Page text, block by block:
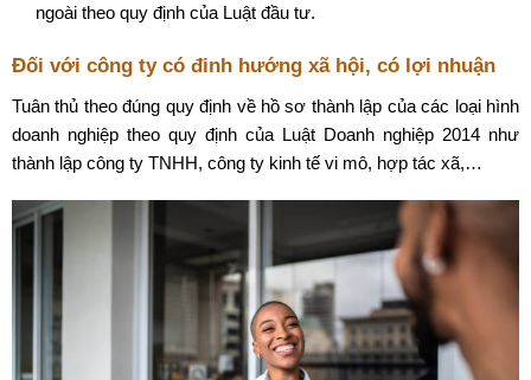
ngoài theo quy định của Luật đầu tư.
Đối với công ty có đinh hướng xã hội, có lợi nhuận
Tuân thủ theo đúng quy định về hồ sơ thành lập của các loại hình
doanh nghiệp theo quy định của Luật Doanh nghiệp 2014 như
thành lập công ty TNHH, công ty kinh tế vi mô, hợp tác xã,…